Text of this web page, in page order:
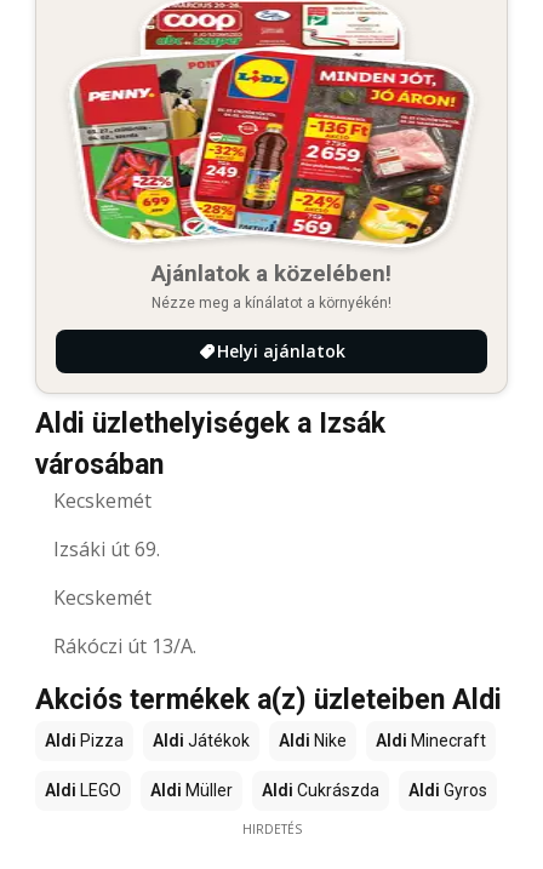
Ajánlatok a közelében!
Nézze meg a kínálatot a környékén!
Helyi ajánlatok
Aldi üzlethelyiségek a Izsák
városában
Kecskemét
Izsáki út 69.
Kecskemét
Rákóczi út 13/A.
Akciós termékek a(z) üzleteiben Aldi
Aldi Pizza Aldi Játékok Aldi Nike Aldi Minecraft
Aldi LEGO Aldi Müller Aldi Cukrászda Aldi Gyros
HIRDETÉS